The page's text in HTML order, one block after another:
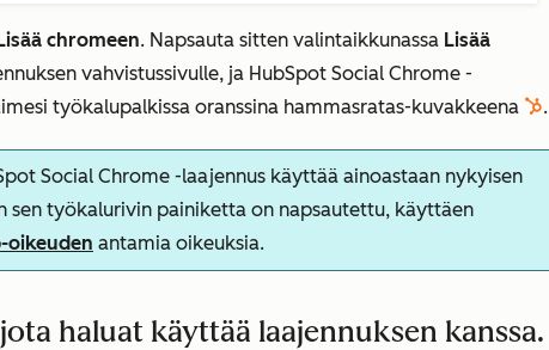
chromeen. Napsauta sitten valintaikkunassa Lisää
vahvistussivulle, ja HubSpot Social Chrome -
työkalupalkissa oranssina hammasratas-kuvakkeena sprocket.
Social Chrome -laajennus käyttää ainoastaan nykyisen
sen työkalurivin painiketta on napsautettu, käyttäen
oikeuden antamia oikeuksia.
haluat käyttää laajennuksen kanssa.